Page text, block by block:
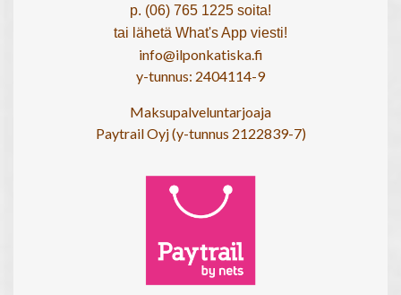
p. (06) 765 1225 soita!
tai lähetä What's App viesti!
info@ilponkatiska.fi
y-tunnus: 2404114-9
Maksupalveluntarjoaja
Paytrail Oyj (y-tunnus 2122839-7)